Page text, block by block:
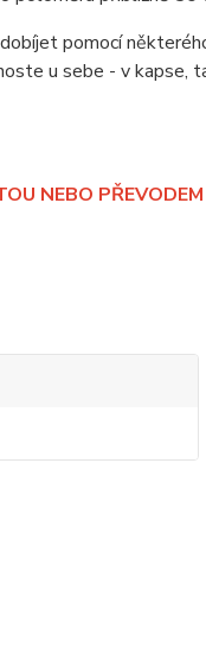
pomocí
u sebe - v kapse,
NEBO PŘEVODEM